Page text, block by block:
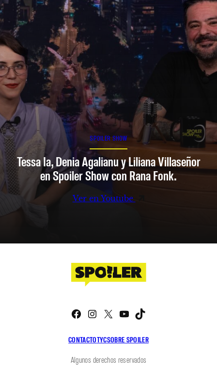
SPOILER SHOW
Tessa Ia, Denia Agalianu y Liliana Villaseñor
en Spoiler Show con Rana Fonk.
Ver en Youtube
CONTACTOTYCSOBRE SPOILER
Facebook
Instagram
X YouTube
Algunos derechos reservados